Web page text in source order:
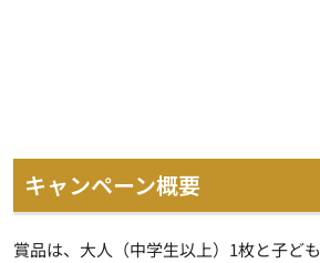
キャンペーン概要
賞品は、大人（中学生以上）1枚と子ど